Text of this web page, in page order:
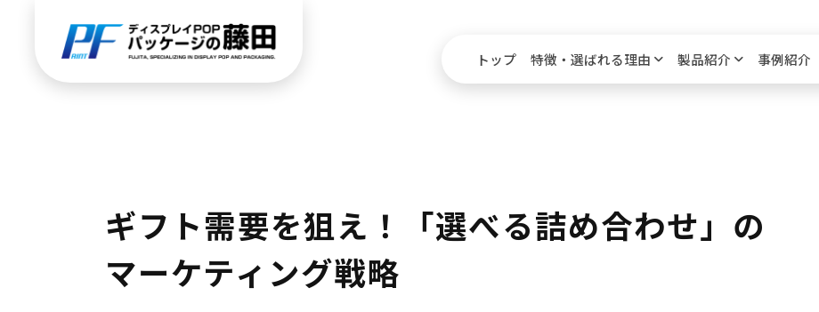
トップ 特徴・選ばれる理由 製品紹介 事例紹介
ギフト需要を狙え！「選べる詰め合わせ」の
マーケティング戦略